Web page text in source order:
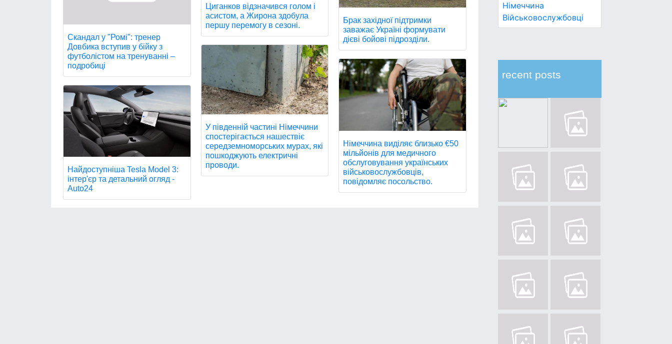
Німеччина
Військовослужбовці
recent posts
Скандал у "Ромі": тренер
Довбика вступив у бійку з
футболістом на тренуванні –
подробиці
Найдоступніша Tesla Model 3:
інтер'єр та детальний огляд -
Auto24
Циганков відзначився голом і
асистом, а Жирона здобула
першу перемогу в сезоні.
У південній частині Німеччини
спостерігається нашествіє
середземноморських мурах, які
пошкоджують електричні
проводи.
Брак західної підтримки
заважає Україні формувати
дієві бойові підрозділи.
Німеччина виділяє близько €50
мільйонів для медичного
обслуговування українських
військовослужбовців,
повідомляє посольство.